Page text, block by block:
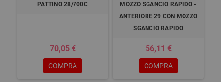
PATTINO 28/700C
70,05 €
COMPRA
MOZZO SGANCIO RAPIDO -
ANTERIORE 29 CON MOZZO
SGANCIO RAPIDO
56,11 €
COMPRA